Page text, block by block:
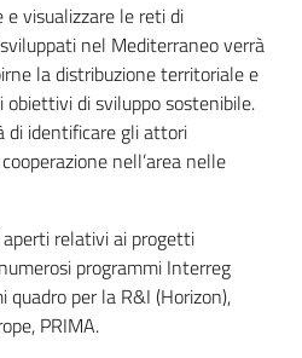
visualizzare le reti di
nel Mediterraneo verrà
la distribuzione territoriale e
di sviluppo sostenibile.
di identificare gli attori
nell’area nelle
relativi ai progetti
programmi Interreg
quadro per la R&I (Horizon),
PRIMA.